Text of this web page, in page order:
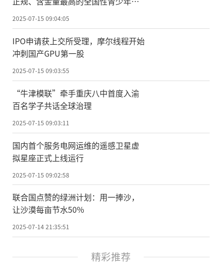
童美术绘画比赛
2025-07-15 09:04:05
IPO申请获上交所受理，摩尔线程开始
冲刺国产GPU第一股
2025-07-15 09:03:55
“牛津模联”牵手重庆八中首度入渝
百名学子共话全球治理
2025-07-15 09:03:11
国内首个服务电网运维的遥感卫星虚
拟星座正式上线运行
2025-07-15 09:02:58
联合国点赞的绿洲计划：用一捧沙，
让沙漠每亩节水50%
2025-07-14 21:35:51
精彩推荐